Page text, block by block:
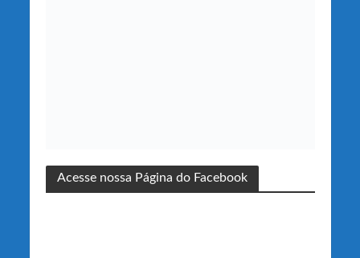
Acesse nossa Página do Facebook